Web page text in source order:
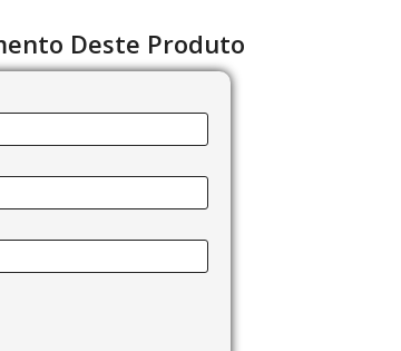
Deste Produto